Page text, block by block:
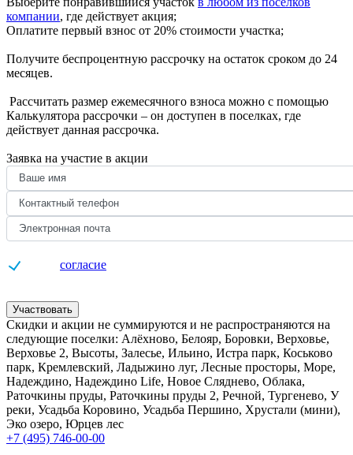
компании, где действует акция;
Оплатите первый взнос от 20% стоимости участка;
Получите беспроцентную рассрочку на остаток сроком до 24
месяцев.
Рассчитать размер ежемесячного взноса можно с помощью
Калькулятора рассрочки – он доступен в поселках, где
действует данная рассрочка.
Заявка на участие в акции
согласие
Участвовать
Скидки и акции не суммируются и не распространяются на
следующие поселки: Алёхново, Белояр, Боровки, Верховье,
Верховье 2, Высоты, Залесье, Ильино, Истра парк, Коськово
парк, Кремлевский, Ладыжино луг, Лесные просторы, Море,
Надеждино, Надеждино Life, Новое Сляднево, Облака,
Раточкины пруды, Раточкины пруды 2, Речной, Тургенево, У
реки, Усадьба Коровино, Усадьба Першино, Хрустали (мини),
Эко озеро, Юрцев лес
+7 (495) 746-00-00